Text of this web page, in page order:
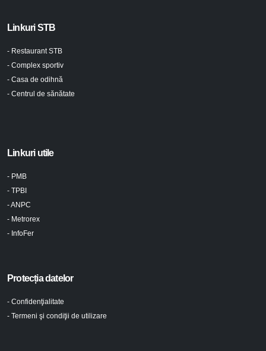
Linkuri STB
- Restaurant STB
- Complex sportiv
- Casa de odihnă
- Centrul de sănătate
Linkuri utile
- PMB
- TPBI
- ANPC
- Metrorex
- InfoFer
Protecția datelor
- Confidenţialitate
- Termeni şi condiţii de utilizare